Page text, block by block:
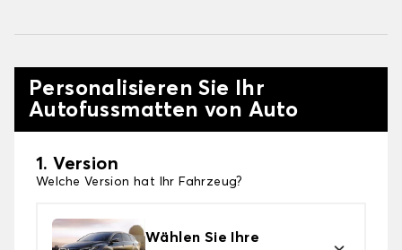
Personalisieren Sie Ihr
Autofussmatten von Auto
1. Version
Welche Version hat Ihr Fahrzeug?
Wählen Sie Ihre